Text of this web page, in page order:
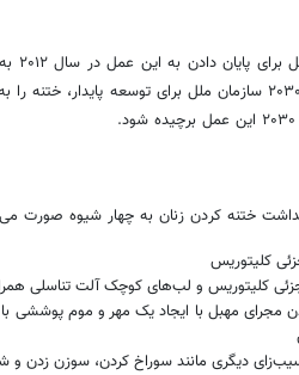
مورد ختنه زنان منتهی شد. سند ۲۰۳۰ سازمان ملل برای
ختنه کردن زنان به چهار شیوه صورت
کلیتوریس
کلیتوریس و لب‌های کوچک آلت تناسلی
مجرای مهبل با ایجاد یک مهر و موم پوششی
دیگری مانند سوراخ کردن، سوزن زدن و